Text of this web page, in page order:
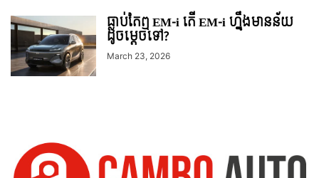
ធ្លាប់តែឮ EM-i តើ EM-i ហ្នឹងមានន័យ
ដូចម្តេចទៅ?
March 23, 2026